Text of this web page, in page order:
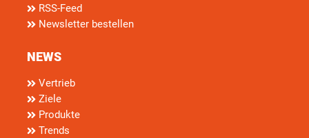
RSS-Feed
Newsletter bestellen
NEWS
Vertrieb
Ziele
Produkte
Trends